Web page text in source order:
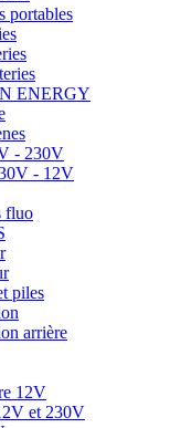
portables
ENERGY
- 230V
- 12V
fluo
piles
arrière
12V
et 230V